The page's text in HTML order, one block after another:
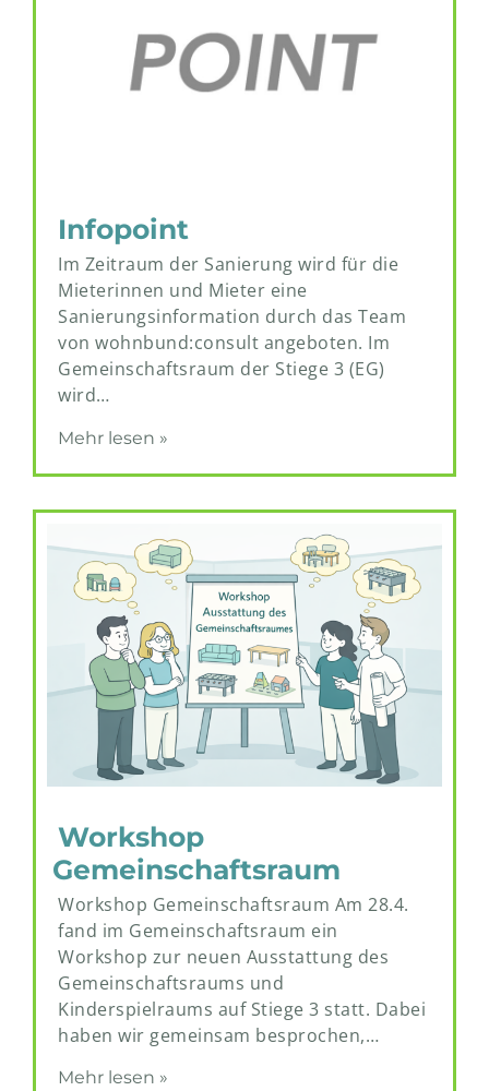
Infopoint
Im Zeitraum der Sanierung wird für die
Mieterinnen und Mieter eine
Sanierungsinformation durch das Team
von wohnbund:consult angeboten. Im
Gemeinschaftsraum der Stiege 3 (EG)
wird…
Mehr lesen »
Workshop
Gemeinschaftsraum
Workshop Gemeinschaftsraum Am 28.4.
fand im Gemeinschaftsraum ein
Workshop zur neuen Ausstattung des
Gemeinschaftsraums und
Kinderspielraums auf Stiege 3 statt. Dabei
haben wir gemeinsam besprochen,…
Mehr lesen »